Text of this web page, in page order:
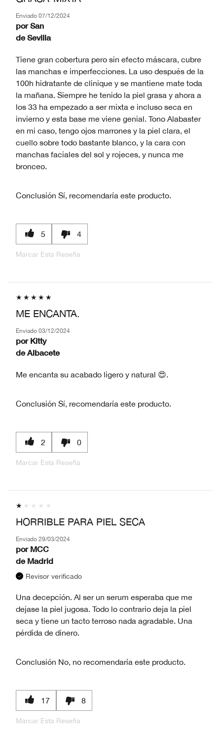
Enviado 07/12/2024
por San
de Sevilla
Tiene gran cobertura pero sin efecto máscara, cubre
las manchas e imperfecciones. La uso después de la
100h hidratante de clinique y se mantiene mate toda
la mañana. Siempre he tenido la piel grasa y ahora a
los 33 ha empezado a ser mixta e incluso seca en
invierno y esta base me viene genial. Tono Alabaster
en mi caso, tengo ojos marrones y la piel clara, el
cuello sobre todo bastante blanco, y la cara con
manchas faciales del sol y rojeces, y nunca me
bronceo.
Conclusión Sí, recomendaría este producto.
5 4
Marcar Esta Reseña
ME ENCANTA.
Enviado 03/12/2024
por Kitty
de Albacete
Me encanta su acabado ligero y natural 😍.
Conclusión Sí, recomendaría este producto.
2 0
Marcar Esta Reseña
HORRIBLE PARA PIEL SECA
Enviado 29/03/2024
por MCC
de Madrid
Revisor verificado
Una decepción. Al ser un serum esperaba que me
dejase la piel jugosa. Todo lo contrario deja la piel
seca y tiene un tacto terroso nada agradable. Una
pérdida de dinero.
Conclusión No, no recomendaría este producto.
17 8
Marcar Esta Reseña